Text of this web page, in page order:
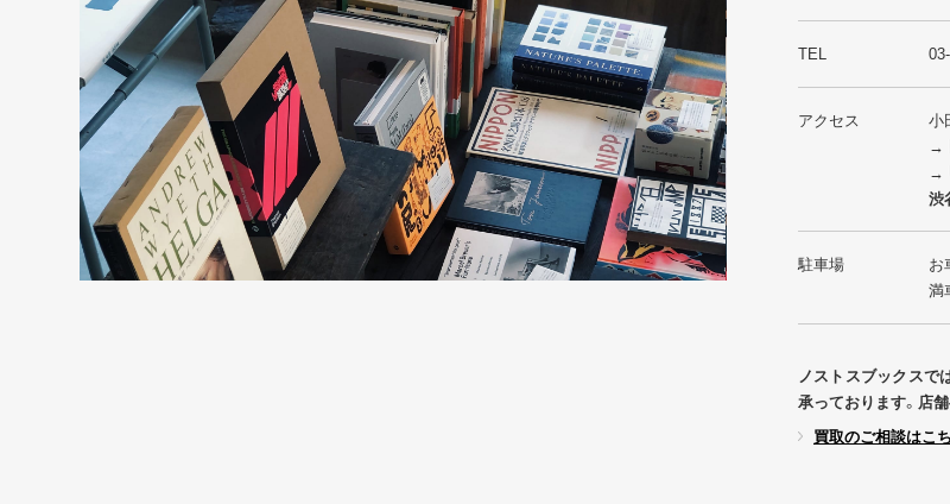
TEL
アクセス
小
→
→
渋
駐車場
お
満
ノストスブックスで
承っております。店
買取のご相談はこ